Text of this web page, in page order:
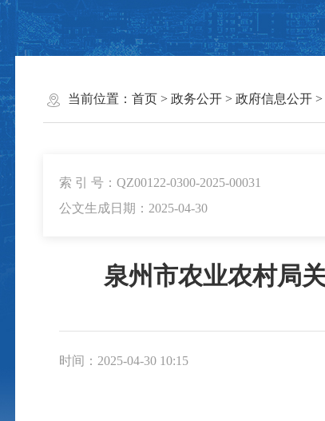
当前位置： 首页> 政务公开> 政府信息公开>
索 引 号：QZ00122-0300-2025-00031
公文生成日期：2025-04-30
泉州市农业农村局
时间：2025-04-30 10:15